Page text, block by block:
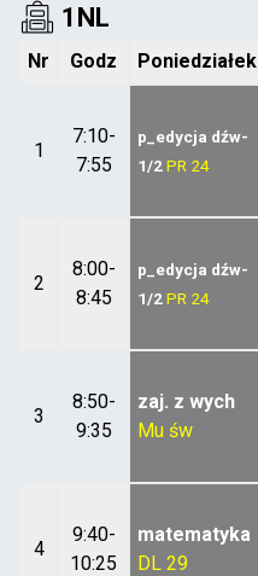
1NL
Nr Godz Poniedziałek
1
7:10-
7:55
p_edycja dźw-
1/2PR 24
2
8:00-
8:45
p_edycja dźw-
1/2PR 24
3
8:50-
9:35
zaj. z wych
Mu św
4
9:40-
10:25
matematyka
DL 29